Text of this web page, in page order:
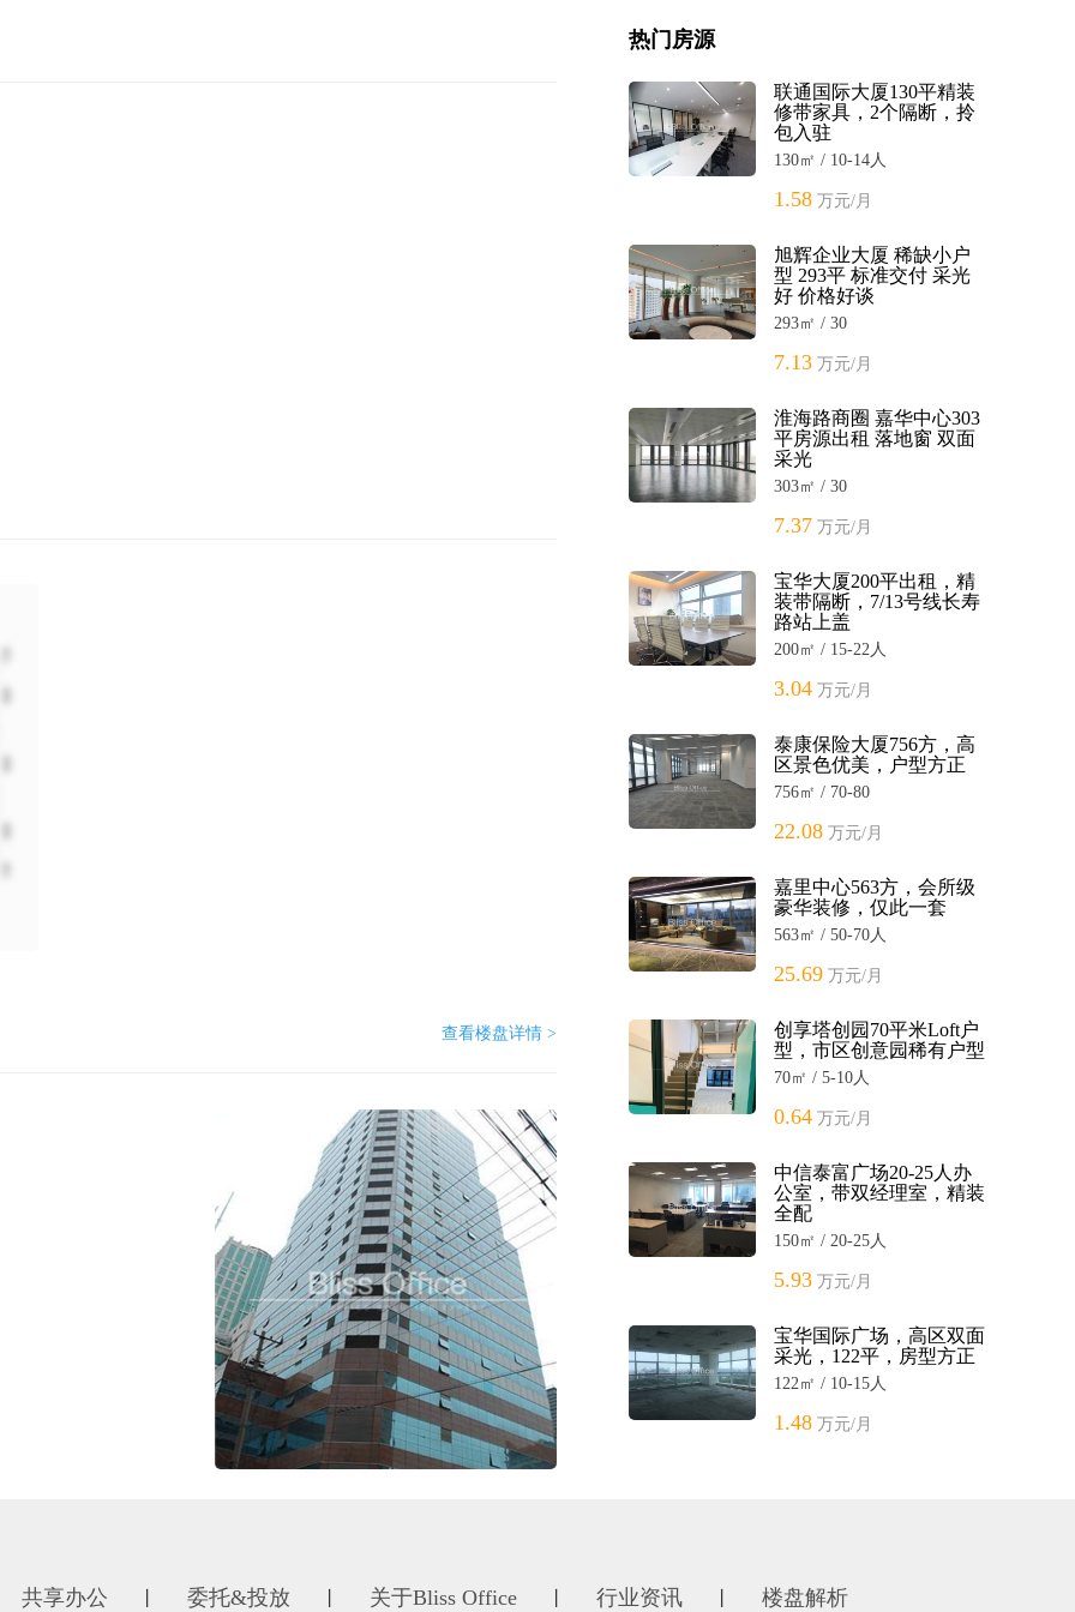
查看楼盘详情 >
热门房源
联通国际大厦130平精装
修带家具，2个隔断，拎
包入驻
130㎡ / 10-14人
1.58 万元/月
旭辉企业大厦 稀缺小户
型 293平 标准交付 采光
好 价格好谈
293㎡ / 30
7.13 万元/月
淮海路商圈 嘉华中心303
平房源出租 落地窗 双面
采光
303㎡ / 30
7.37 万元/月
宝华大厦200平出租，精
装带隔断，7/13号线长寿
路站上盖
200㎡ / 15-22人
3.04 万元/月
泰康保险大厦756方，高
区景色优美，户型方正
756㎡ / 70-80
22.08 万元/月
嘉里中心563方，会所级
豪华装修，仅此一套
563㎡ / 50-70人
25.69 万元/月
创享塔创园70平米Loft户
型，市区创意园稀有户型
70㎡ / 5-10人
0.64 万元/月
中信泰富广场20-25人办
公室，带双经理室，精装
全配
150㎡ / 20-25人
5.93 万元/月
宝华国际广场，高区双面
采光，122平，房型方正
122㎡ / 10-15人
1.48 万元/月
共享办公 委托&投放 关于Bliss Office 行业资讯 楼盘解析